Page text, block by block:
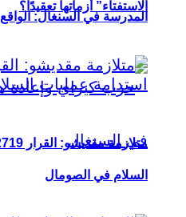
الاستفتاء” أزماتها تعقيدًا؟
المدرسة في السنغال:
السلام في الصومال